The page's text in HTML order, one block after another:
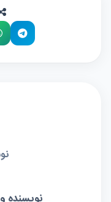
نویسنده